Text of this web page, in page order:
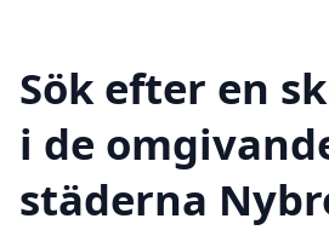
Sök efter en
i de
städerna